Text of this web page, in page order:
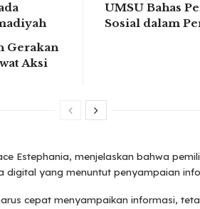
Gerakan
Aksi
UMSU Bahas
Sosial dalam
Estephania, menjelaskan bahwa
digital yang menuntut penyampaian
cepat menyampaikan informasi,